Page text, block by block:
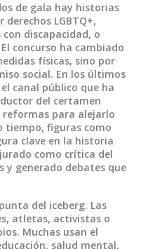
de gala hay historias
LGBTQ+,
discapacidad, o
concurso ha cambiado
físicas, sino por
social. En los últimos
el canal público que ha
del certamen
reformas para alejarlo
tiempo, figuras como
clave en la historia
como crítica del
y generado debates que
del iceberg. Las
atletas, activistas o
Muchas usan el
salud mental,